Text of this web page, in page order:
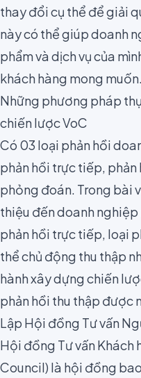
thay đổi cụ thể để giải
này có thể giúp doanh
phẩm và dịch vụ của
khách hàng mong muốn.
Những phương pháp
chiến lược VoC
Có 03 loại phản hồi
phản hồi trực tiếp,
phỏng đoán. Trong bài
thiệu đến doanh
phản hồi trực tiếp, loại
thể chủ động thu thập
hành xây dựng chiến
phản hồi thu thập được
Lập Hội đồng Tư vấn
Hội đồng Tư vấn Khách
Council) là hội đồng